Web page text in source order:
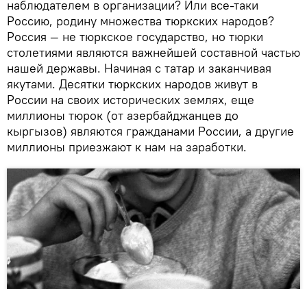
наблюдателем в организации? Или все-таки
Россию, родину множества тюркских народов?
Россия — не тюркское государство, но тюрки
столетиями являются важнейшей составной частью
нашей державы. Начиная с татар и заканчивая
якутами. Десятки тюркских народов живут в
России на своих исторических землях, еще
миллионы тюрок (от азербайджанцев до
кыргызов) являются гражданами России, а другие
миллионы приезжают к нам на заработки.